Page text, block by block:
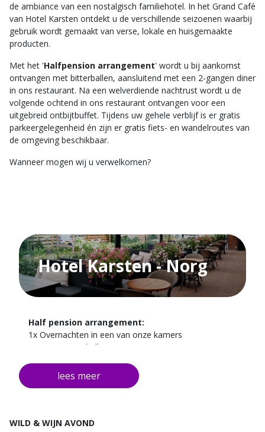
de ambiance van een nostalgisch familiehotel. In het Grand Café
van Hotel Karsten ontdekt u de verschillende seizoenen waarbij
gebruik wordt gemaakt van verse, lokale en huisgemaakte
producten.
Met het 'Halfpension arrangement' wordt u bij aankomst
ontvangen met bitterballen, aansluitend met een 2-gangen diner
in ons restaurant. Na een welverdiende nachtrust wordt u de
volgende ochtend in ons restaurant ontvangen voor een
uitgebreid ontbijtbuffet. Tijdens uw gehele verblijf is er gratis
parkeergelegenheid én zijn er gratis fiets- en wandelroutes van
de omgeving beschikbaar.
Wanneer mogen wij u verwelkomen?
Hotel Karsten - Norg
Half pension arrangement:
1x Overnachten in een van onze kamers
1x portie Bitterballen
1x Uitgebreid ontbijt
WILD & WIJN AVOND